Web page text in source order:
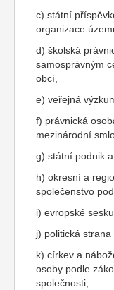
c) státní
organizace
d) školská
samosprávným
obcí,
e) veřejná
f) právnická
mezinárodní
g) státní podnik
h) okresní a
společenstvo
i) evropské
j) politická strana
k) církev a
osoby podle
společnosti,